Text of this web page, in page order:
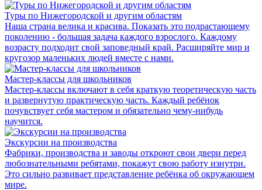
Туры по Нижегородской и другим областям
Наша страна велика и красива. Показать это подрастающему
поколению - большая задача каждого взрослого. Каждому
возрасту подходит свой заповедный край. Расширяйте мир и
кругозор маленьких людей вместе с нами.
Мастер-классы для школьников
Мастер-классы включают в себя краткую теоретическую часть
и развернутую практическую часть. Каждый ребёнок
почувствует себя мастером и обязательно чему-нибудь
научится.
Экскурсии на производства
Фабрики, производства и заводы откроют свои двери перед
любознательными ребятами, покажут свою работу изнутри.
Это сильно развивает представление ребёнка об окружающем
мире.